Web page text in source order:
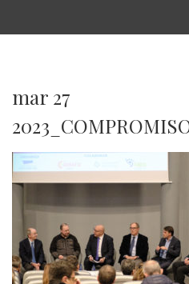
mar 27